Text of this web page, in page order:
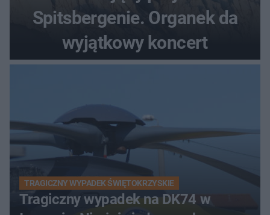
Spitsbergenie. Organek da
wyjątkowy koncert
TRAGICZNY WYPADEK ŚWIĘTOKRZYSKIE
Tragiczny wypadek na DK74 w